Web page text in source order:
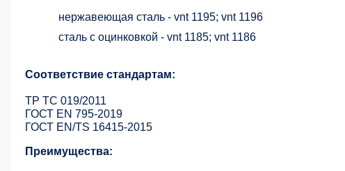
нержавеющая сталь - vnt 1195; vnt 1196
сталь с оцинковкой - vnt 1185; vnt 1186
Соответствие стандартам:
ТР ТС 019/2011
ГОСТ EN 795-2019
ГОСТ EN/TS 16415-2015
Преимущества: